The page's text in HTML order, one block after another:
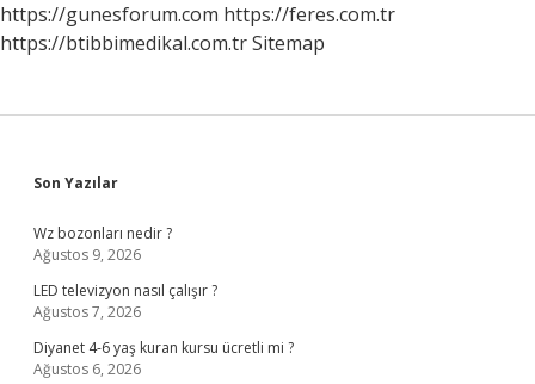
https://gunesforum.com https://feres.com.tr
https://btibbimedikal.com.trSitemap
Sidebar
Son Yazılar
Wz bozonları nedir ?
Ağustos 9, 2026
LED televizyon nasıl çalışır ?
Ağustos 7, 2026
Diyanet 4-6 yaş kuran kursu ücretli mi ?
Ağustos 6, 2026